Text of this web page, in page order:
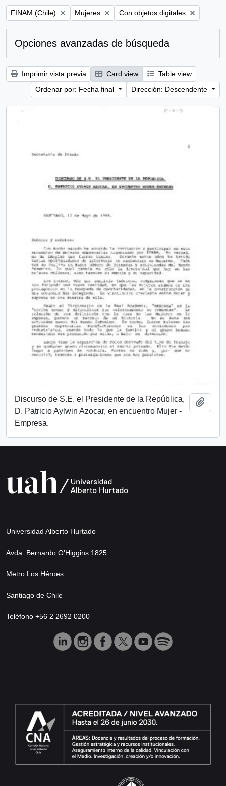
Remove filter:
FINAM (Chile) Remove filter:
Mujeres Remove filter:
Con objetos digitales
Opciones avanzadas de búsqueda
Imprimir vista previa Card view
Table view
Ordenar por: Fecha final
Dirección: Descendente
Discurso de S.E. el Presidente de la República,
D. Patricio Aylwin Azocar, en encuentro Mujer -
Empresa.
Universidad Alberto Hurtado
Avda. Bernardo O’Higgins 1825
Metro Los Héroes
Santiago de Chile
Teléfono +56 2 2692 0200